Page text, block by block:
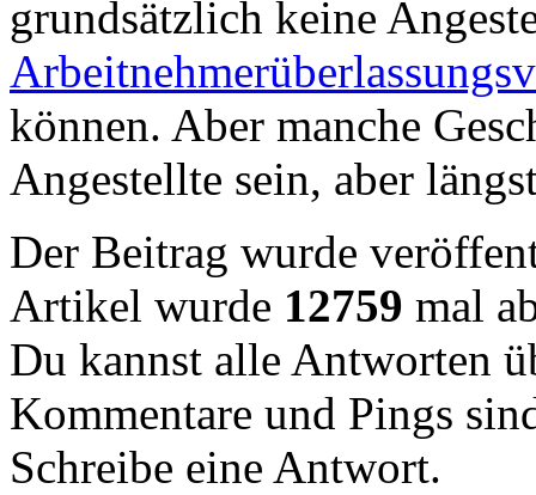
grundsätzlich keine
können. Aber manche
Angestellte sein, aber
Der Beitrag wurde
Artikel wurde 12759 mal
Du kannst alle Antworten
Kommentare und Pings
Schreibe eine Antwort.